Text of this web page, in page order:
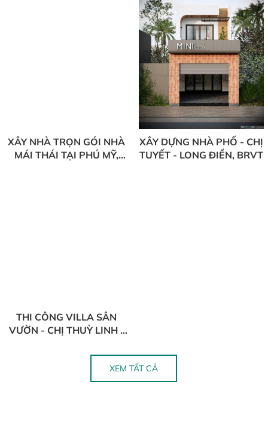
XÂY NHÀ TRỌN GÓI NHÀ
MÁI THÁI TẠI PHÚ MỸ,
XÂY DỰNG NHÀ PHỐ - CHỊ
TUYẾT - LONG ĐIỀN, BRVT
THI CÔNG VILLA SÂN
VƯỜN - CHỊ THUỲ LINH -
XEM TẤT CẢ